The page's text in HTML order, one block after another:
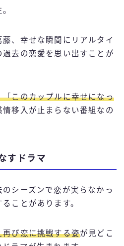
、幸せな瞬間にリアルタイ
去の恋愛を思い出すことが
このカップルに幸せになっ
情移入が止まらない番組なの
すドラマ
のシーズンで恋が実らなかっ
ることがあります。
再び恋に挑戦する姿が見どこ